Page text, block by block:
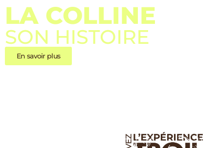
LA COLLINE
SON HISTOIRE
En savoir plus